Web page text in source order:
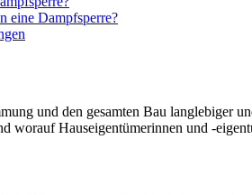
eine Dampfsperre?
und den gesamten Bau langlebiger
worauf Hauseigentümerinnen und -